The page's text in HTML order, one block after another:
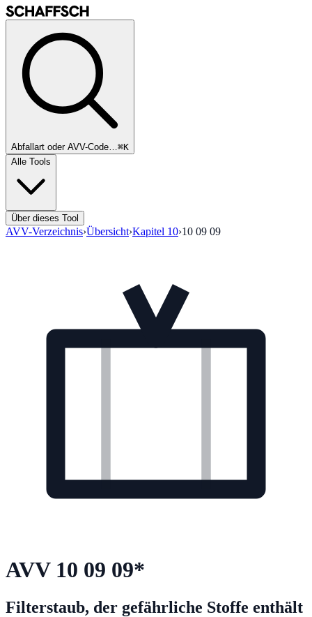
Abfallart oder AVV-Code…⌘K
Alle Tools
Über dieses Tool
AVV-Verzeichnis›Übersicht›Kapitel 10›10 09 09
AVV 10 09 09*
Filterstaub, der gefährliche Stoffe enthält